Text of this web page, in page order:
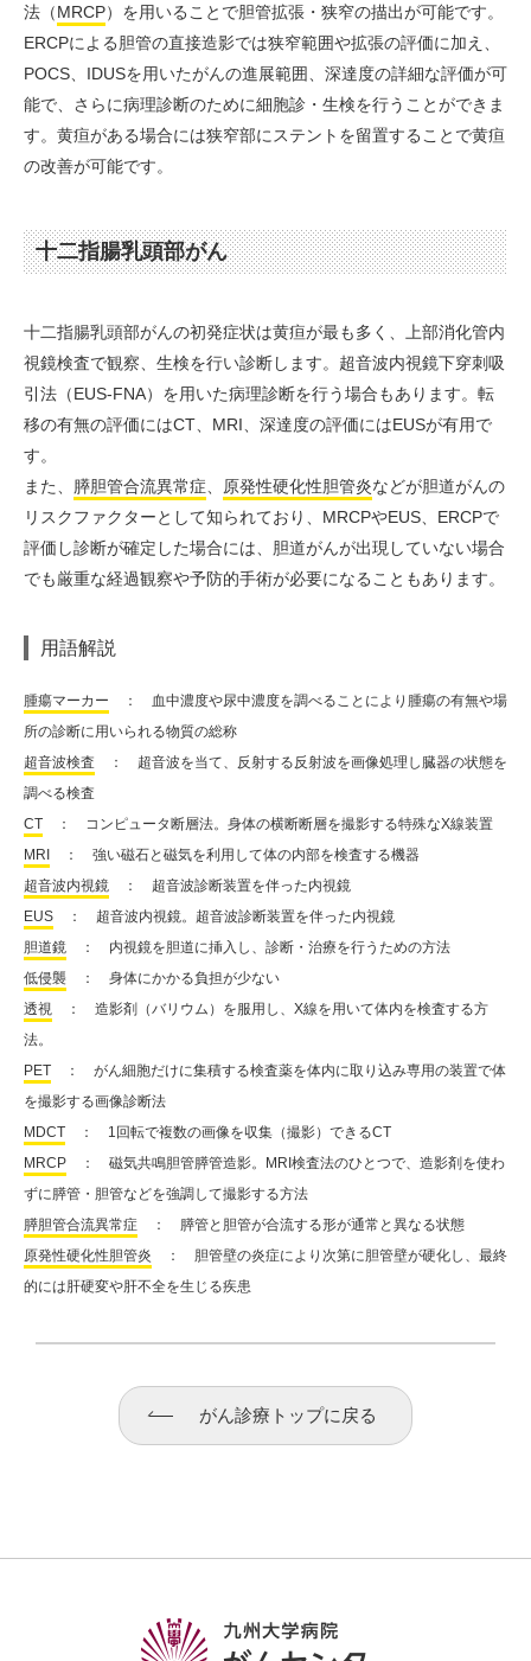
法（MRCP）を用いることで胆管拡張・狭窄の描出が可能です。
ERCPによる胆管の直接造影では狭窄範囲や拡張の評価に加え、
POCS、IDUSを用いたがんの進展範囲、深達度の詳細な評価が可
能で、さらに病理診断のために細胞診・生検を行うことができま
す。黄疸がある場合には狭窄部にステントを留置することで黄疸
の改善が可能です。
十二指腸乳頭部がん
十二指腸乳頭部がんの初発症状は黄疸が最も多く、上部消化管内
視鏡検査で観察、生検を行い診断します。超音波内視鏡下穿刺吸
引法（EUS-FNA）を用いた病理診断を行う場合もあります。転
移の有無の評価にはCT、MRI、深達度の評価にはEUSが有用で
す。
また、 膵胆管合流異常症、 原発性硬化性胆管炎などが胆道がんの
リスクファクターとして知られており、MRCPやEUS、ERCPで
評価し診断が確定した場合には、胆道がんが出現していない場合
でも厳重な経過観察や予防的手術が必要になることもあります。
用語解説
腫瘍マーカー ： 血中濃度や尿中濃度を調べることにより腫瘍の有無や場
所の診断に用いられる物質の総称
超音波検査 ： 超音波を当て、反射する反射波を画像処理し臓器の状態を
調べる検査
CT ： コンピュータ断層法。身体の横断断層を撮影する特殊なX線装置
MRI
： 強い磁石と磁気を利用して体の内部を検査する機器
超音波内視鏡 ： 超音波診断装置を伴った内視鏡
EUS ： 超音波内視鏡。超音波診断装置を伴った内視鏡
胆道鏡 ： 内視鏡を胆道に挿入し、診断・治療を行うための方法
低侵襲 ： 身体にかかる負担が少ない
透視 ： 造影剤（バリウム）を服用し、X線を用いて体内を検査する方
法。
PET ： がん細胞だけに集積する検査薬を体内に取り込み専用の装置で体
を撮影する画像診断法
MDCT ： 1回転で複数の画像を収集（撮影）できるCT
MRCP ： 磁気共鳴胆管膵管造影。MRI検査法のひとつで、造影剤を使わ
ずに膵管・胆管などを強調して撮影する方法
膵胆管合流異常症 ： 膵管と胆管が合流する形が通常と異なる状態
原発性硬化性胆管炎 ： 胆管壁の炎症により次第に胆管壁が硬化し、最終
的には肝硬変や肝不全を生じる疾患
がん診療トップに戻る